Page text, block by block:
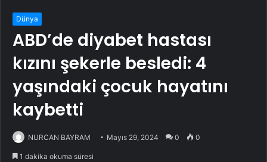
Dünya
ABD’de diyabet hastası
kızını şekerle besledi: 4
yaşındaki çocuk hayatını
kaybetti
NURCAN BAYRAM Mayıs 29, 2024 0 0
1 dakika okuma süresi